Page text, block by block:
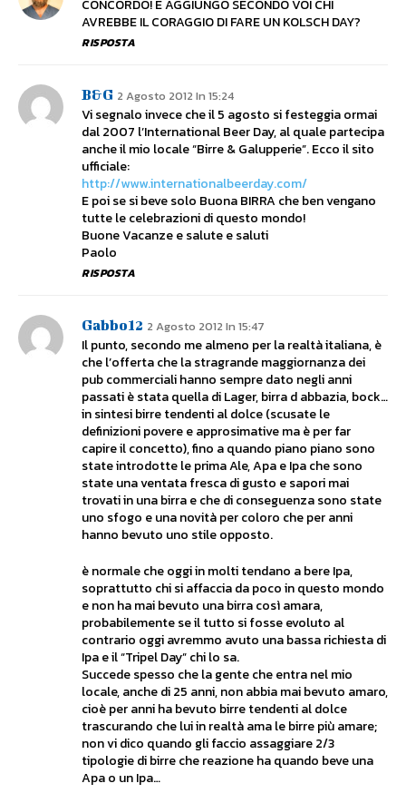
CONCORDO! E AGGIUNGO SECONDO VOI CHI
AVREBBE IL CORAGGIO DI FARE UN KOLSCH DAY?
RISPOSTA
B&g 2 Agosto 2012 In 15:24
Vi segnalo invece che il 5 agosto si festeggia ormai
dal 2007 l’International Beer Day, al quale partecipa
anche il mio locale “Birre & Galupperie”. Ecco il sito
ufficiale:
http://www.internationalbeerday.com/
E poi se si beve solo Buona BIRRA che ben vengano
tutte le celebrazioni di questo mondo!
Buone Vacanze e salute e saluti
Paolo
RISPOSTA
Gabbo12 2 Agosto 2012 In 15:47
Il punto, secondo me almeno per la realtà italiana, è
che l’offerta che la stragrande maggiornanza dei
pub commerciali hanno sempre dato negli anni
passati è stata quella di Lager, birra d abbazia, bock…
in sintesi birre tendenti al dolce (scusate le
definizioni povere e approsimative ma è per far
capire il concetto), fino a quando piano piano sono
state introdotte le prima Ale, Apa e Ipa che sono
state una ventata fresca di gusto e sapori mai
trovati in una birra e che di conseguenza sono state
uno sfogo e una novità per coloro che per anni
hanno bevuto uno stile opposto.
è normale che oggi in molti tendano a bere Ipa,
soprattutto chi si affaccia da poco in questo mondo
e non ha mai bevuto una birra così amara,
probabilemente se il tutto si fosse evoluto al
contrario oggi avremmo avuto una bassa richiesta di
Ipa e il “Tripel Day” chi lo sa.
Succede spesso che la gente che entra nel mio
locale, anche di 25 anni, non abbia mai bevuto amaro,
cioè per anni ha bevuto birre tendenti al dolce
trascurando che lui in realtà ama le birre più amare;
non vi dico quando gli faccio assaggiare 2/3
tipologie di birre che reazione ha quando beve una
Apa o un Ipa…